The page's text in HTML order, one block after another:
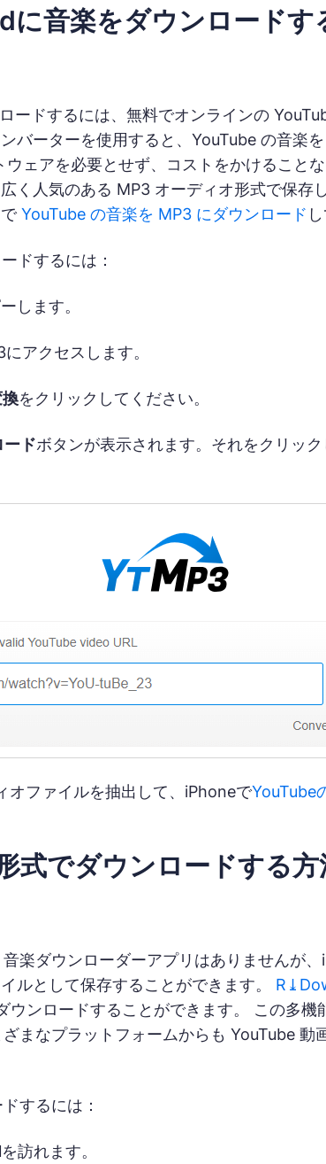
に音楽をダウンロードす
ードするには、無料でオンラインの
バーターを使用すると、YouTube の音楽を
ェアを必要とせず、コストをかけること
く人気のある MP3 オーディオ形式で保存
YouTube の音楽を MP3 にダウンロード
ドするには：
します。
アクセスします。
をクリックしてください。
ードボタンが表示されます。それをクリッ
オファイルを抽出して、iPhoneでYouTube
式でダウンロードする方
楽ダウンローダーアプリはありませんが
ルとして保存することができます。
ンロードすることができます。 この多機
まなプラットフォームからも YouTube 動
するには：
を訪れます。